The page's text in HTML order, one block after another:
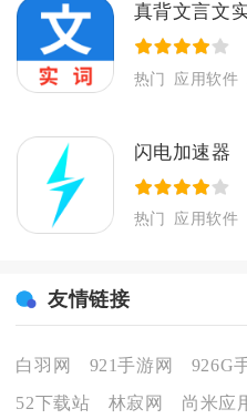
真背文言文
热门 应用软件
闪电加速器
热门 应用软件
友情链接
白羽网 921手游网 926G
52下载站
林寂网 尚米应